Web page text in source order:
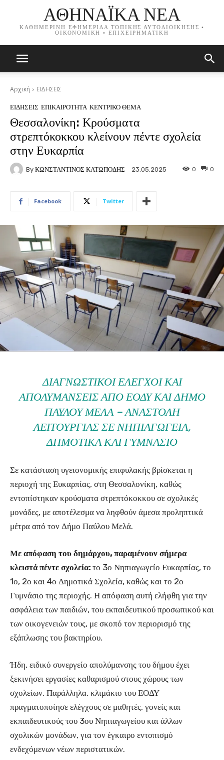
ΑΘΗΝΑΪΚΑ ΝΕΑ
ΚΑΘΗΜΕΡΙΝΗ ΕΦΗΜΕΡΙΔΑ ΤΟΠΙΚΗΣ ΑΥΤΟΔΙΟΙΚΗΣΗΣ •
ΟΙΚΟΝΟΜΙΚΗ • ΕΠΙΧΕΙΡΗΜΑΤΙΚΗ
Αρχική ΕΙΔΗΣΕΙΣ
ΕΙΔΗΣΕΙΣ ΕΠΙΚΑΙΡΟΤΗΤΑ ΚΕΝΤΡΙΚΟ ΘΕΜΑ
Θεσσαλονίκη: Κρούσματα
στρεπτόκοκκου κλείνουν πέντε σχολεία
στην Ευκαρπία
By ΚΩΝΣΤΑΝΤΙΝΟΣ ΚΑΤΩΠΟΔΗΣ 23.05.2025 0
0
Facebook Twitter
ΔΙΑΓΝΩΣΤΙΚΟΊ ΈΛΕΓΧΟΙ ΚΑΙ
ΑΠΟΛΥΜΆΝΣΕΙΣ ΑΠΌ ΕΟΔΥ ΚΑΙ ΔΉΜΟ
ΠΑΎΛΟΥ ΜΕΛΆ – ΑΝΑΣΤΟΛΉ
ΛΕΙΤΟΥΡΓΊΑΣ ΣΕ ΝΗΠΙΑΓΩΓΕΊΑ,
ΔΗΜΟΤΙΚΆ ΚΑΙ ΓΥΜΝΆΣΙΟ
Σε κατάσταση υγειονομικής επιφυλακής βρίσκεται η
περιοχή της Ευκαρπίας, στη Θεσσαλονίκη, καθώς
εντοπίστηκαν κρούσματα στρεπτόκοκκου σε σχολικές
μονάδες, με αποτέλεσμα να ληφθούν άμεσα προληπτικά
μέτρα από τον Δήμο Παύλου Μελά.
Με απόφαση του δημάρχου, παραμένουν σήμερα
κλειστά πέντε σχολεία: το 3ο Νηπιαγωγείο Ευκαρπίας, το
1ο, 2ο και 4ο Δημοτικά Σχολεία, καθώς και το 2ο
Γυμνάσιο της περιοχής. Η απόφαση αυτή ελήφθη για την
ασφάλεια των παιδιών, του εκπαιδευτικού προσωπικού και
των οικογενειών τους, με σκοπό τον περιορισμό της
εξάπλωσης του βακτηρίου.
Ήδη, ειδικό συνεργείο απολύμανσης του δήμου έχει
ξεκινήσει εργασίες καθαρισμού στους χώρους των
σχολείων. Παράλληλα, κλιμάκιο του ΕΟΔΥ
πραγματοποίησε ελέγχους σε μαθητές, γονείς και
εκπαιδευτικούς του 3ου Νηπιαγωγείου και άλλων
σχολικών μονάδων, για τον έγκαιρο εντοπισμό
ενδεχόμενων νέων περιστατικών.